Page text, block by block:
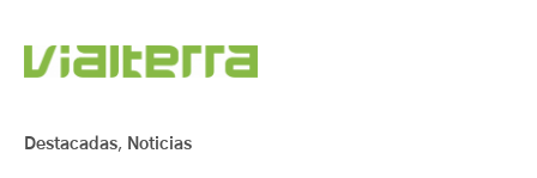
Destacadas, Noticias